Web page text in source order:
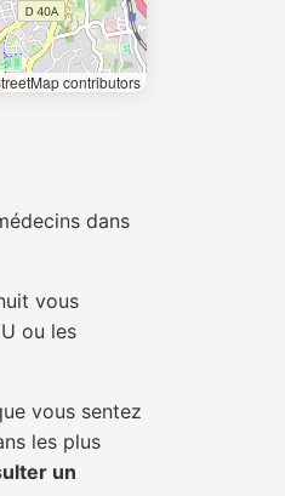
contributors
dans
vous
ou les
vous sentez
les plus
un